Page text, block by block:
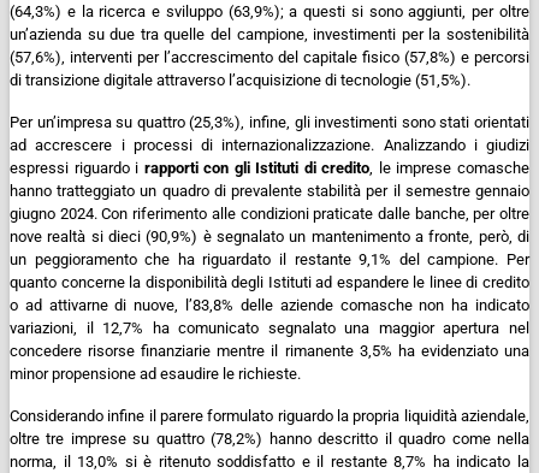
(64,3%) e la ricerca e sviluppo (63,9%); a questi si sono aggiunti, per oltre
un’azienda su due tra quelle del campione, investimenti per la sostenibilità
(57,6%), interventi per l’accrescimento del capitale fisico (57,8%) e percorsi
di transizione digitale attraverso l’acquisizione di tecnologie (51,5%).
Per un’impresa su quattro (25,3%), infine, gli investimenti sono stati orientati
ad accrescere i processi di internazionalizzazione. Analizzando i giudizi
espressi riguardo i rapporti con gli Istituti di credito , le imprese comasche
hanno tratteggiato un quadro di prevalente stabilità per il semestre gennaio
giugno 2024.Con riferimento alle condizioni praticate dalle banche, per oltre
nove realtà si dieci (90,9%) è segnalato un mantenimento a fronte, però, di
un peggioramento che ha riguardato il restante 9,1% del campione. Per
quanto concerne la disponibilità degli Istituti ad espandere le linee di credito
o ad attivarne di nuove, l’83,8% delle aziende comasche non ha indicato
variazioni, il 12,7% ha comunicato segnalato una maggior apertura nel
concedere risorse finanziarie mentre il rimanente 3,5% ha evidenziato una
minor propensione ad esaudire le richieste.
Considerando infine il parere formulato riguardo la propria liquidità aziendale,
oltre tre imprese su quattro (78,2%) hanno descritto il quadro come nella
norma, il 13,0% si è ritenuto soddisfatto e il restante 8,7% ha indicato la